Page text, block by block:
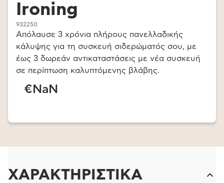
Ironing
932250
Απόλαυσε 3 χρόνια πλήρους πανελλαδικής
κάλυψης για τη συσκευή σιδερώματός σου, με
έως 3 δωρεάν αντικαταστάσεις με νέα συσκευή
σε περίπτωση καλυπτόμενης βλάβης.
€NaN
ΧΑΡΑΚΤΗΡΙΣΤΙΚΑ